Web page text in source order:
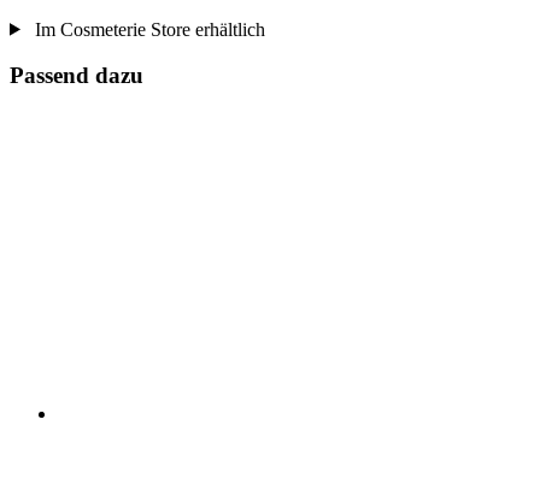
Im Cosmeterie Store erhältlich
Passend dazu